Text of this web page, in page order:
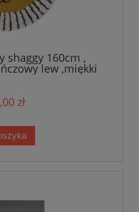
shaggy 160cm ,
lew ,miękki
Living
zł